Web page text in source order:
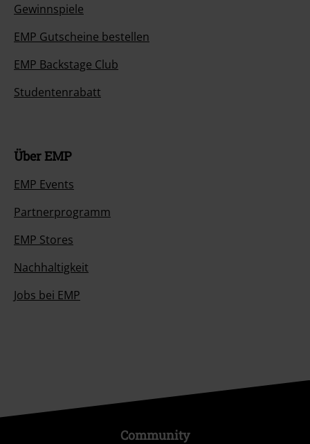
Gewinnspiele
EMP Gutscheine bestellen
EMP Backstage Club
Studentenrabatt
Über EMP
EMP Events
Partnerprogramm
EMP Stores
Nachhaltigkeit
Jobs bei EMP
Community